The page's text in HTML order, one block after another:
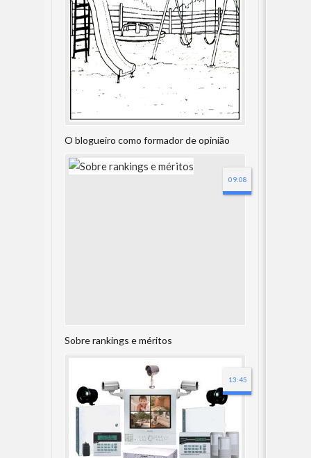
O blogueiro como formador de opinião
Sobre rankings e méritos
09:08
13:45